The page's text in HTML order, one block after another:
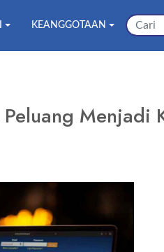
KEANGGOTAAN
Menjadi